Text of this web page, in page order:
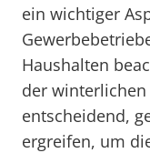
ein wichtiger
Haushalten
der
entscheidend,
ergreifen, um